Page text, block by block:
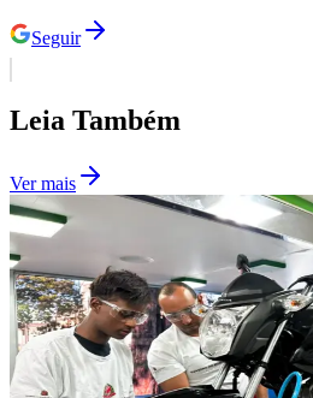
Grêmio
Seguir
Leia Também
Ver mais